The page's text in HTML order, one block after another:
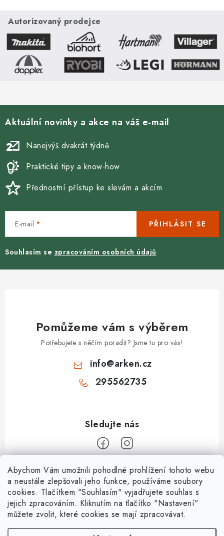
Abychom Vám umožnili pohodlné prohlížení tohoto webu
a neustále zlepšovali jeho funkce, používáme soubory
cookies. Tlačítkem "Souhlasím" vyjadřujete souhlas s
jejich zpracováním. Kliknutím na tlačítko "Nastavení"
můžete zvolit, které cookies se mají zpracovávat.
Autorizovaný prodejce
Aktuální novinky a akce na váš e-mail
Nanejvýš dvakrát týdně
Praktické tipy a know-how
Přednostní přístup ke slevám a akcím
E-mail
Souhlasím se zpracováním osobních údajů
PŘIHLÁSIT SE
Pomůžeme vám s výběrem
Potřebujete s něčím poradit? Jsme tu pro vás!
info@arken.cz
295562735
O Arken
O nás
Vše o nákupu